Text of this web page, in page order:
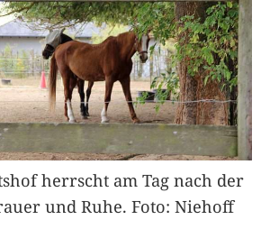
herrscht am Tag nach der
und Ruhe. Foto: Niehoff